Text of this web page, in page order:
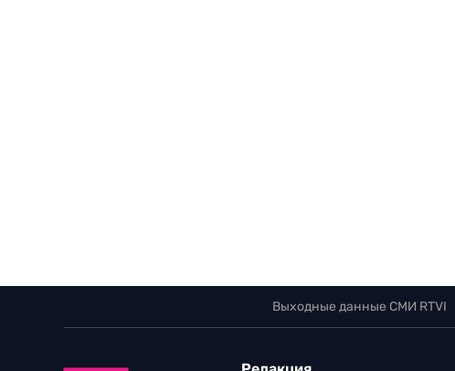
Выходные данные СМИ RTVI